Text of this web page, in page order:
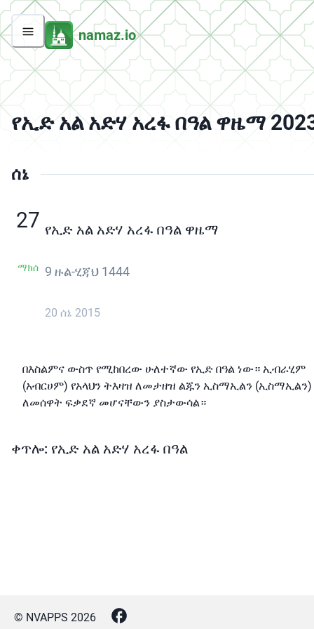
namaz.io
የኢድ አል አድሃ አረፋ በዓል ዋዜማ
ሰኔ
27
ማክሰ
የኢድ አል አድሃ አረፋ በዓል ዋዜማ
9 ዙል-ሂጃህ 1444
20 ሰኔ 2015
በእስልምና ውስጥ የሚከበረው ሁለተኛው የኢድ በዓል ነው። ኢብራሂም
(አብርሀም) የአላህን ትእዛዝ ለመታዘዝ ልጁን ኢስማኢልን (ኢስማኢልን)
ለመሰዋት ፍቃደኛ መሆናቸውን ያስታውሳል።
ቀጥሎ: የኢድ አል አድሃ አረፋ በዓል
© NVAPPS 2026